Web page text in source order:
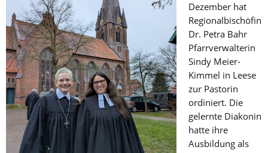
Dezember hat
Regionalbischöfin
Dr. Petra Bahr
Pfarrverwalterin
Sindy Meier-
Kimmel in Leese
zur Pastorin
ordiniert. Die
gelernte Diakonin
hatte ihre
Ausbildung als